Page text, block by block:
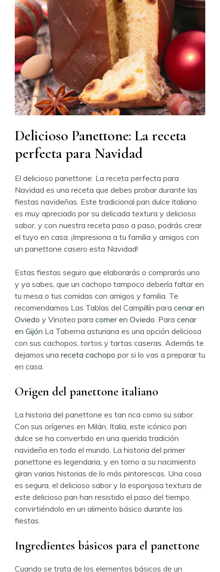
Delicioso Panettone: La receta
perfecta para Navidad
El delicioso panettone: La receta perfecta para
Navidad es una receta que debes probar durante las
fiestas navideñas. Este tradicional pan dulce italiano
es muy apreciado por su delicada textura y delicioso
sabor, y con nuestra receta paso a paso, podrás crear
el tuyo en casa. ¡Impresiona a tu familia y amigos con
un panettone casero esta Navidad!
Estas fiestas seguro que elaborarás o comprarás uno
y ya sabes, que un cachopo tampoco debería faltar en
tu mesa o tus comidas con amigos y familia. Te
recomendamos Las Tablas del Campillín para cenar en
Oviedo y Vinoteo para comer en Oviedo. Para cenar
en Gijón La Taberna asturiana es una opción deliciosa
con sus cachopos, tortos y tartas caseras. Además te
dejamos una receta cachopo por si lo vas a preparar tu
en casa.
Origen del panettone italiano
La historia del panettone es tan rica como su sabor.
Con sus orígenes en Milán, Italia, este icónico pan
dulce se ha convertido en una querida tradición
navideña en todo el mundo. La historia del primer
panettone es legendaria, y en torno a su nacimiento
giran varias historias de lo más pintorescas. Una cosa
es segura, el delicioso sabor y la esponjosa textura de
este delicioso pan han resistido el paso del tiempo,
convirtiéndolo en un alimento básico durante las
fiestas.
Ingredientes básicos para el panettone
Cuando se trata de los elementos básicos de un